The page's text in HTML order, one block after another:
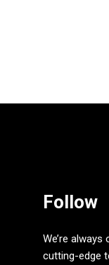
Follow
We’re
cutting-edge